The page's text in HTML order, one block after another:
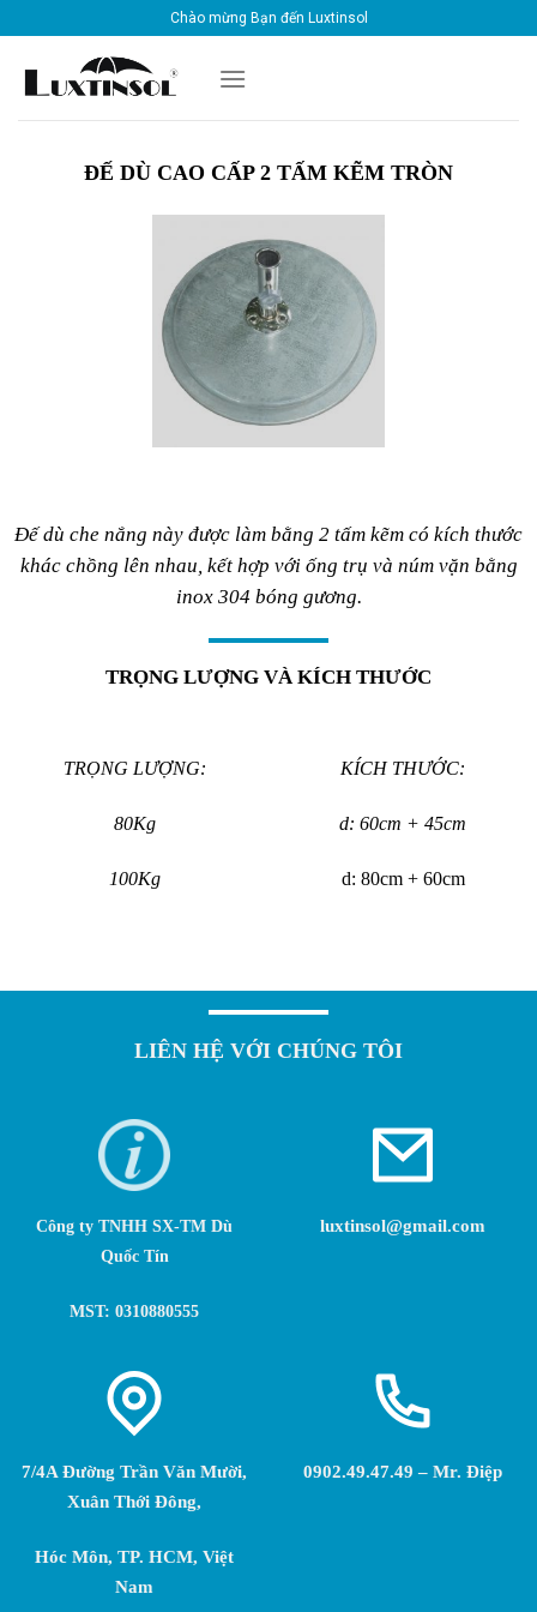
to
content
Chào mừng Bạn đến Luxtinsol
ĐẾ DÙ CAO CẤP 2 TẤM KẼM TRÒN
Đế dù che nắng này được làm bằng 2 tấm kẽm có kích thước
khác chồng lên nhau, kết hợp với ống trụ và núm vặn bằng
inox 304 bóng gương.
TRỌNG LƯỢNG VÀ KÍCH THƯỚC
TRỌNG LƯỢNG:
80Kg
100Kg
KÍCH THƯỚC:
d: 60cm + 45cm
d: 80cm + 60cm
LIÊN HỆ VỚI CHÚNG TÔI
Công ty TNHH SX-TM Dù
Quốc Tín
MST: 0310880555
luxtinsol@gmail.com
7/4A Đường Trần Văn Mười,
Xuân Thới Đông,
Hóc Môn, TP. HCM, Việt
Nam
0902.49.47.49 – Mr. Điệp